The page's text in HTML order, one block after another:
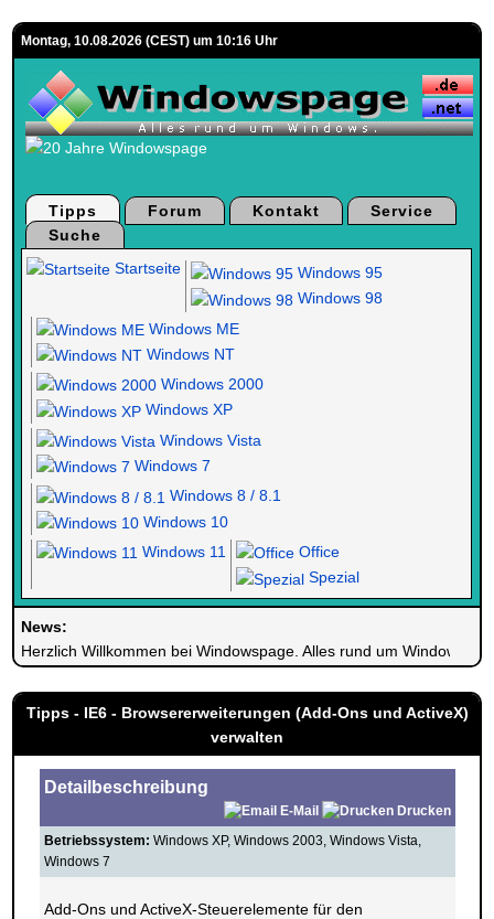
Montag, 10.08.2026 (CEST) um 10:16 Uhr
Tipps Forum Kontakt
Service
Suche
Startseite
Windows 95
Windows 98
Windows ME
Windows NT
Windows 2000
Windows XP
Windows Vista
Windows 7
Windows 8 / 8.1
Windows 10
Windows 11
Office
Spezial
News:
Herzlich Willkommen bei Windowspage. Alles rund um Windows.
Tipps - IE6 - Browsererweiterungen (Add-Ons und ActiveX)
verwalten
Detailbeschreibung
E-Mail
Drucken
Betriebssystem: Windows XP, Windows 2003, Windows Vista,
Windows 7
Add-Ons und ActiveX-Steuerelemente für den